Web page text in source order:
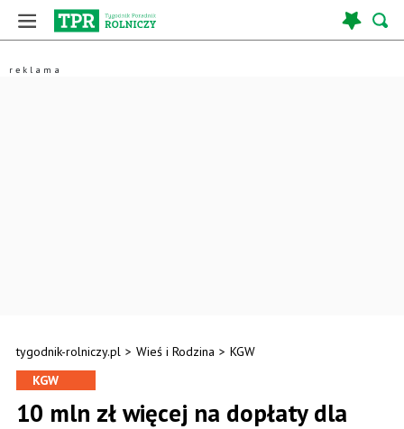
tygodnik-rolniczy.pl > Wieś i Rodzina > KGW
KGW
10 mln zł więcej na dopłaty dla